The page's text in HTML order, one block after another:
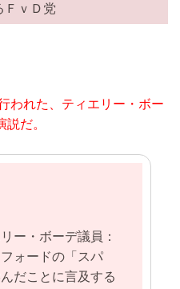
ＦｖＤ党
われた、ティエリー・ボー
だ。
ー・ボーデ議員：
ォードの「スパ
だことに言及する